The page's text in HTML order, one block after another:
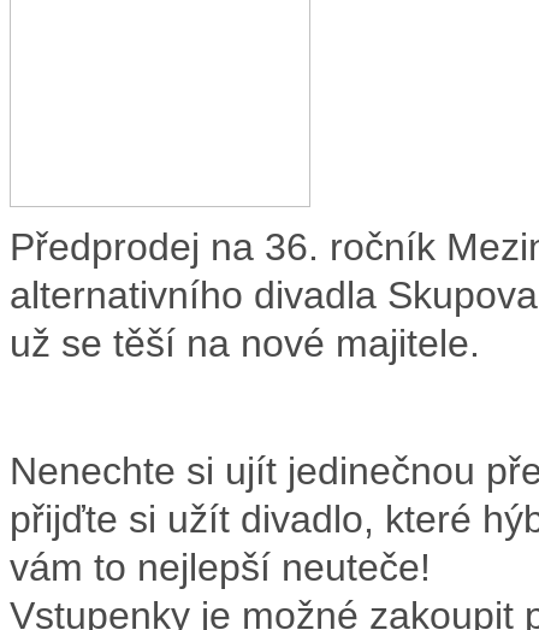
Předprodej na 36. ročník
alternativního divadla
už se těší na nové majitele.
Nenechte si ujít jedinečnou
přijďte si užít divadlo, které
vám to nejlepší neuteče!
Vstupenky je možné